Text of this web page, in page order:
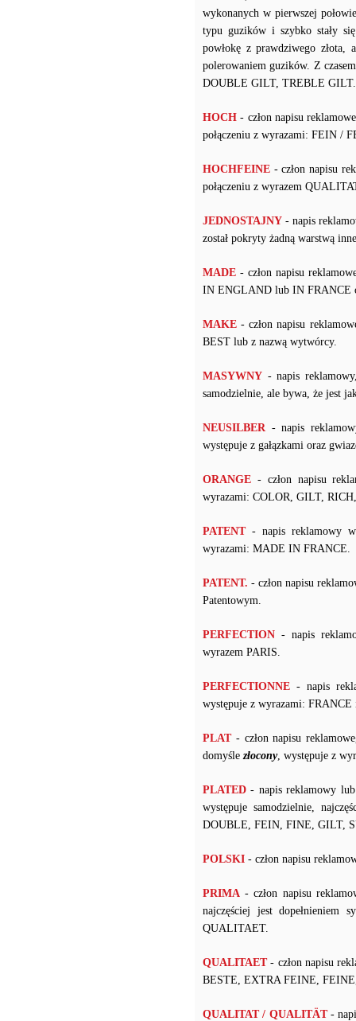
wykonanych w pierwszej
typu guzików i szybko stały
powłokę z prawdziwego złota,
polerowaniem guzików. Z
DOUBLE GILT, TREBLE GILT.
HOCH - człon napisu
połączeniu z wyrazami: FEIN
HOCHFEINE - człon napisu
połączeniu z wyrazem
JEDNOSTAJNY - napis
został pokryty żadną warstwą
MADE - człon napisu
IN ENGLAND lub IN FRANCE
MAKE - człon napisu
BEST lub z nazwą wytwórcy.
MASYWNY - napis
samodzielnie, ale bywa, że jest
NEUSILBER- napis
występuje z gałązkami oraz
ORANGE - człon napisu
wyrazami: COLOR, GILT,
PATENT- napis reklamowy w
wyrazami: MADE IN FRANCE.
PATENT. - człon napisu
Patentowym.
PERFECTION - napis
wyrazem PARIS.
PERFECTIONNE - napis
występuje z wyrazami:
PLAT- człon napisu
domyślezłocony, występuje z
PLATED - napis reklamowy
występuje samodzielnie,
DOUBLE, FEIN, FINE, GILT,
POLSKI - człon napisu
PRIMA - człon napisu
najczęściej jest
QUALITAET.
QUALITAET- człon napisu
BESTE, EXTRA FEINE,
QUALITAT / QUALITÄT-